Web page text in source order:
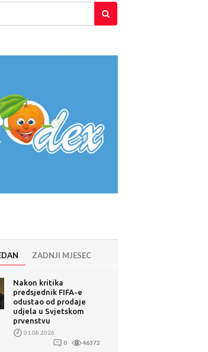
ZADNJI MJESEC
Nakon kritika
predsjednik FIFA-e
odustao od prodaje
udjela u Svjetskom
prvenstvu
01.08.2026.
0
46372